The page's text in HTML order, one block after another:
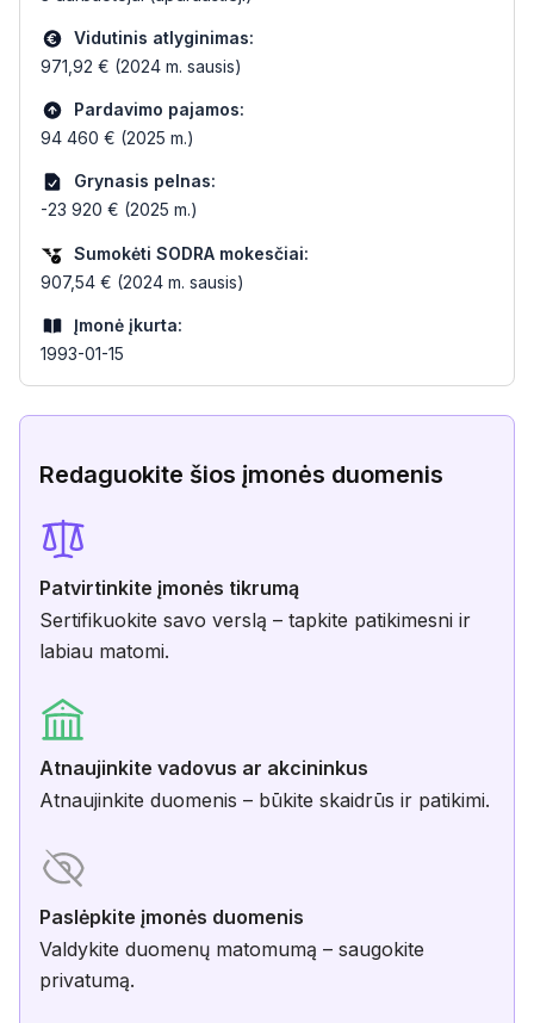
Vidutinis atlyginimas:
971,92 € (2024 m. sausis)
Pardavimo pajamos:
94 460 € (2025 m.)
Grynasis pelnas:
-23 920 € (2025 m.)
Sumokėti SODRA mokesčiai:
907,54 € (2024 m. sausis)
Įmonė įkurta:
1993-01-15
Redaguokite šios įmonės duomenis
Patvirtinkite įmonės tikrumą
Sertifikuokite savo verslą – tapkite patikimesni ir
labiau matomi.
Atnaujinkite vadovus ar akcininkus
Atnaujinkite duomenis – būkite skaidrūs ir patikimi.
Paslėpkite įmonės duomenis
Valdykite duomenų matomumą – saugokite
privatumą.